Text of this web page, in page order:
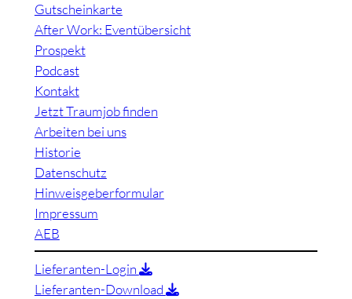
Gutscheinkarte
After Work: Eventübersicht
Prospekt
Podcast
Kontakt
Jetzt Traumjob finden
Arbeiten bei uns
Historie
Datenschutz
Hinweisgeberformular
Impressum
AEB
Lieferanten-Login
Lieferanten-Download